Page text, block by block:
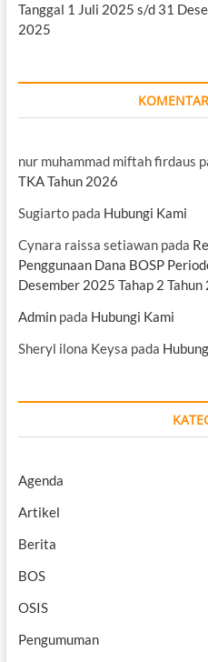
Tanggal 1 Juli 2025 s/d 31
2025
nur muhammad miftah firdaus
TKA Tahun 2026
Sugiartopada Hubungi Kami
Cynara raissa setiawanpada
Penggunaan Dana BOSP
Desember 2025 Tahap 2 Tahun
Adminpada Hubungi Kami
Sheryl ilona Keysa pada
Agenda
Artikel
Berita
BOS
OSIS
Pengumuman